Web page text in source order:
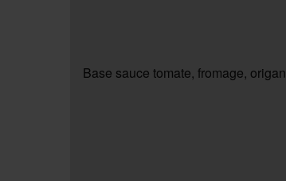
Base sauce tomate, fromage, origan